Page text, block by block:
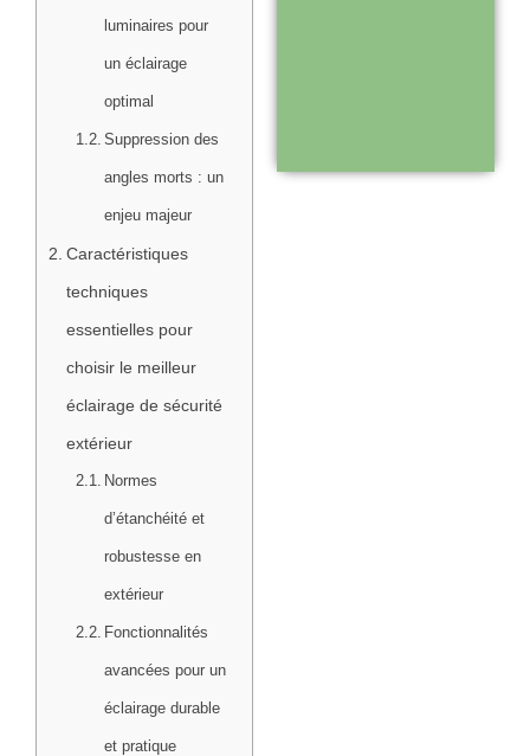
luminaires pour
un éclairage
optimal
Suppression des
angles morts : un
enjeu majeur
Caractéristiques
techniques
essentielles pour
choisir le meilleur
éclairage de sécurité
extérieur
Normes
d’étanchéité et
robustesse en
extérieur
Fonctionnalités
avancées pour un
éclairage durable
et pratique